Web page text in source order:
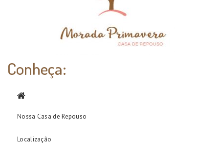
Conheça:
Nossa Casa de Repouso
Localização